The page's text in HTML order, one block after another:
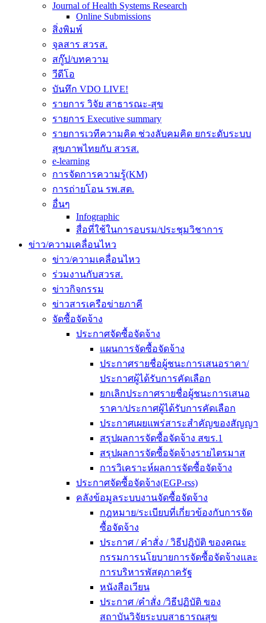
Journal of Health Systems Research
Online Submissions
สิ่งพิมพ์
จุลสาร สวรส.
สกู๊ป/บทความ
วีดีโอ
บันทึก VDO LIVE!
รายการ วิจัย สาธารณะ-สุข
รายการ Executive summary
รายการเวทีความคิด ช่วงลับคมคิด ยกระดับระบบ
สุขภาพไทยกับ สวรส.
e-learning
การจัดการความรู้(KM)
การถ่ายโอน รพ.สต.
อื่นๆ
Infographic
สื่อที่ใช้ในการอบรม/ประชุมวิชาการ
ข่าว/ความเคลื่อนไหว
ข่าว/ความเคลื่อนไหว
ร่วมงานกับสวรส.
ข่าวกิจกรรม
ข่าวสารเครือข่ายภาคี
จัดซื้อจัดจ้าง
ประกาศจัดซื้อจัดจ้าง
แผนการจัดซื้อจัดจ้าง
ประกาศรายชื่อผู้ชนะการเสนอราคา/
ประกาศผู้ได้รับการคัดเลือก
ยกเลิกประกาศรายชื่อผู้ชนะการเสนอ
ราคา/ประกาศผู้ได้รับการคัดเลือก
ประกาศเผยแพร่สาระสำคัญของสัญญา
สรุปผลการจัดซื้อจัดจ้าง สขร.1
สรุปผลการจัดซื้อจัดจ้างรายไตรมาส
การวิเคราะห์ผลการจัดซื้อจัดจ้าง
ประกาศจัดซื้อจัดจ้าง(EGP-rss)
คลังข้อมูลระบบงานจัดซื้อจัดจ้าง
กฎหมาย/ระเบียบที่เกี่ยวข้องกับการจัด
ซื้อจัดจ้าง
ประกาศ / คำสั่ง / วิธีปฏิบัติ ของคณะ
กรรมการนโยบายการจัดซื้อจัดจ้างและ
การบริหารพัสดุภาครัฐ
หนังสือเวียน
ประกาศ /คำสั่ง /วิธีปฏิบัติ ของ
สถาบันวิจัยระบบสาธารณสุข